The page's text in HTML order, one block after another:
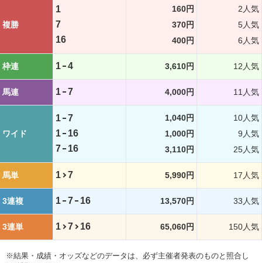
複勝
1
7
16
160円
370円
400円
2人気
5人気
6人気
枠連 1 4 3,610円 12人気
馬連 1 7 4,000円 11人気
ワイド
1
7
1
16
7
16
1,040円
1,000円
3,110円
10人気
9人気
25人気
馬単 1 7 5,990円 17人気
3連複 1 7 16 13,570円 33人気
3連単 1 7 16 65,060円 150人気
※結果・成績・オッズなどのデータは、必ず主催者発表のものと照合し